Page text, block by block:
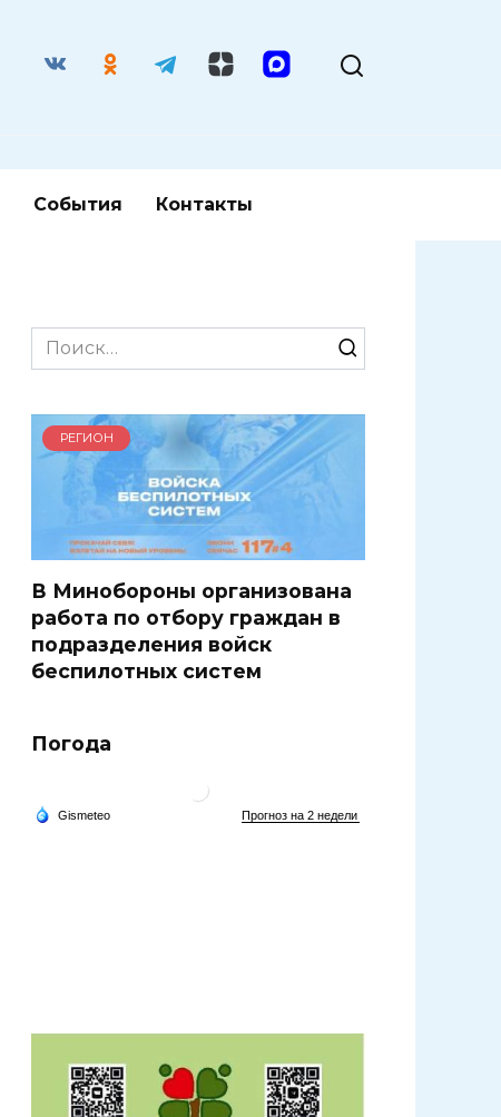
События Контакты
Search
for:
РЕГИОН
В Минобороны организована
работа по отбору граждан в
подразделения войск
беспилотных систем
Погода